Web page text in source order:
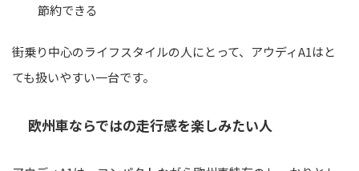
節約できる
街乗り中心のライフスタイルの人にとって、アウディA1はと
ても扱いやすい一台です。
欧州車ならではの走行感を楽しみたい人